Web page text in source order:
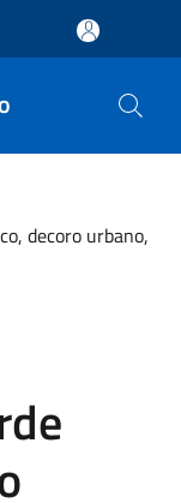
decoro urbano,